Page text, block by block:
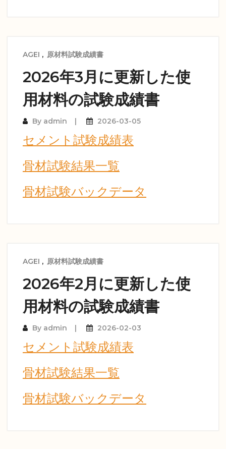
AGEI , 原材料試験成績書
2026年3月に更新した使
用材料の試験成績書
By admin 2026-03-05
セメント試験成績表
骨材試験結果一覧
骨材試験バックデータ
AGEI , 原材料試験成績書
2026年2月に更新した使
用材料の試験成績書
By admin 2026-02-03
セメント試験成績表
骨材試験結果一覧
骨材試験バックデータ